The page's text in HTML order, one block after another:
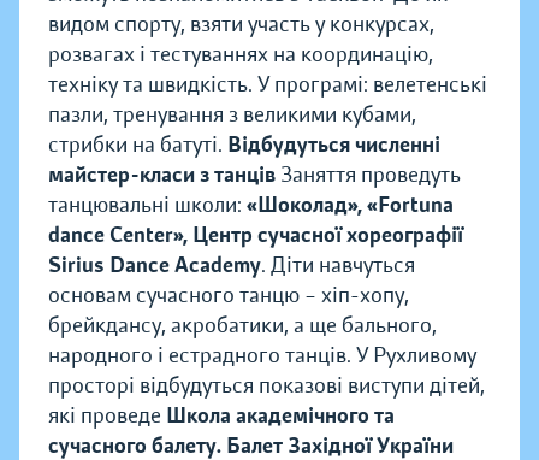
видом спорту, взяти участь у конкурсах,
розвагах і тестуваннях на координацію,
техніку та швидкість. У програмі: велетенські
пазли, тренування з великими кубами,
стрибки на батуті. Відбудуться численні
майстер-класи з танців Заняття проведуть
танцювальні школи: «Шоколад», «Fortuna
dance Center», Центр сучасної хореографії
Sirius Dance Academy. Діти навчуться
основам сучасного танцю – хіп-хопу,
брейкдансу, акробатики, а ще бального,
народного і естрадного танців. У Рухливому
просторі відбудуться показові виступи дітей,
які проведе Школа академічного та
сучасного балету. Балет Західної України